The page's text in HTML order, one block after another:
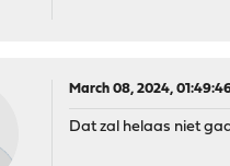
March 08, 2024,
Dat zal helaas niet